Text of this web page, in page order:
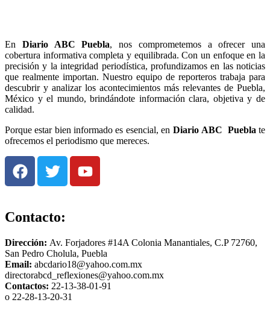
En Diario ABC Puebla, nos comprometemos a ofrecer una
cobertura informativa completa y equilibrada. Con un enfoque en la
precisión y la integridad periodística, profundizamos en las noticias
que realmente importan. Nuestro equipo de reporteros trabaja para
descubrir y analizar los acontecimientos más relevantes de Puebla,
México y el mundo, brindándote información clara, objetiva y de
calidad.
Porque estar bien informado es esencial, en Diario ABC Puebla te
ofrecemos el periodismo que mereces.
Contacto:
Dirección: Av. Forjadores #14A Colonia Manantiales, C.P 72760,
San Pedro Cholula, Puebla
Email: abcdario18@yahoo.com.mx
directorabcd_reflexiones@yahoo.com.mx
Contactos: 22-13-38-01-91
o 22-28-13-20-31